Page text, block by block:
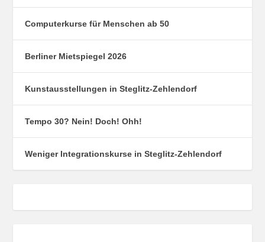
Computerkurse für Menschen ab 50
Berliner Mietspiegel 2026
Kunstausstellungen in Steglitz-Zehlendorf
Tempo 30? Nein! Doch! Ohh!
Weniger Integrationskurse in Steglitz-Zehlendorf